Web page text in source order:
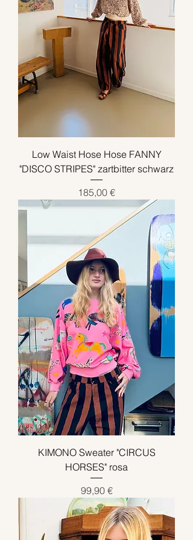
Low Waist Hose Hose FANNY
"DISCO STRIPES" zartbitter schwarz
Preis
185,00 €
KIMONO Sweater "CIRCUS
HORSES" rosa
Preis
99,90 €